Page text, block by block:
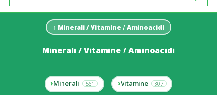
MATERNIT&AGRAVE; E INFANZIA Open submenu
Open submenu
STOMIA E INCONTINENZA Open submenu
↑ Minerali / Vitamine / Aminoacidi
Minerali / Vitamine / Aminoacidi
Minerali 561 Vitamine 307